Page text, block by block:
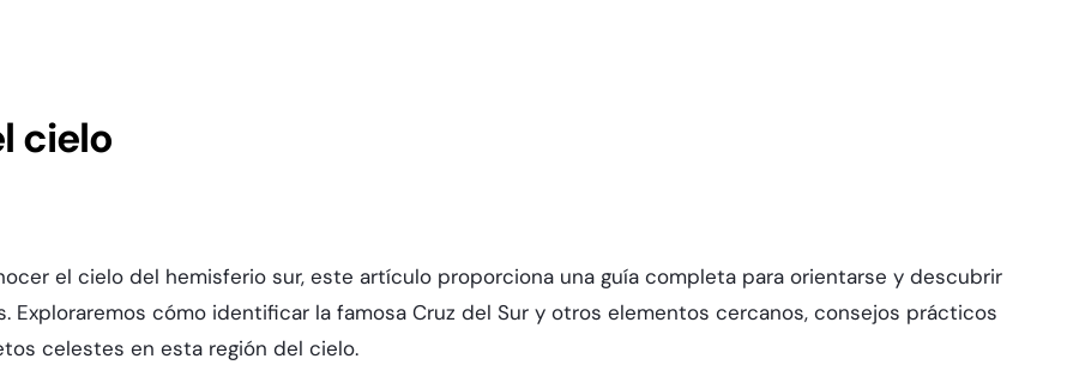
cielo
el cielo del hemisferio sur, este artículo proporciona una guía completa para orientarse y descubrir
cómo identificar la famosa Cruz del Sur y otros elementos cercanos, consejos prácticos
celestes en esta región del cielo.